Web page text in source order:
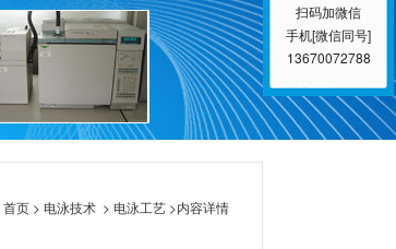
首页 > 电泳技术 > 电泳工艺 >内容详情
扫码加微信
手机[微信同号]
13670072788